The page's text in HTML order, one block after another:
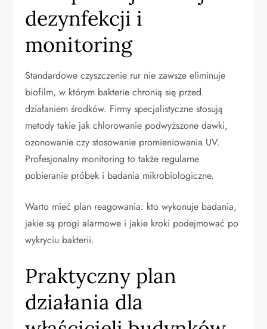
dezynfekcji i
monitoring
Standardowe czyszczenie rur nie zawsze eliminuje
biofilm, w którym bakterie chronią się przed
działaniem środków. Firmy specjalistyczne stosują
metody takie jak chlorowanie podwyższone dawki,
ozonowanie czy stosowanie promieniowania UV.
Profesjonalny monitoring to także regularne
pobieranie próbek i badania mikrobiologiczne.
Warto mieć plan reagowania: kto wykonuje badania,
jakie są progi alarmowe i jakie kroki podejmować po
wykryciu bakterii.
Praktyczny plan
działania dla